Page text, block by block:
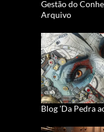
Gestão do
Arquivo
Blog 'Da Pedra